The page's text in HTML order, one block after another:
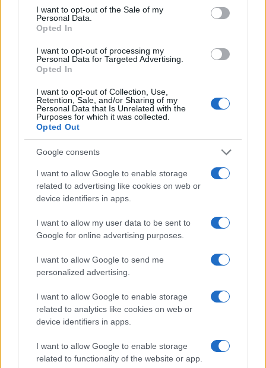
consent section.
I want to opt-out of the Sale of my
Personal Data.
Opted In
I want to opt-out of processing my
Personal Data for Targeted Advertising.
Opted In
I want to opt-out of Collection, Use,
Retention, Sale, and/or Sharing of my
Personal Data that Is Unrelated with the
Purposes for which it was collected.
Opted Out
Google consents
I want to allow Google to enable storage
related to advertising like cookies on web or
device identifiers in apps.
I want to allow my user data to be sent to
Google for online advertising purposes.
I want to allow Google to send me
personalized advertising.
I want to allow Google to enable storage
related to analytics like cookies on web or
device identifiers in apps.
I want to allow Google to enable storage
related to functionality of the website or app.
Tel-Avivban több százan tüntettek Naama
Iszakár szabadon engedéséért, tiltakozva az
ellen, hogy Ororszország politikai
játszmákhoz használja fel a fiatal nő ügyét.
Az Iszakár-ügy hátterében a helyi lapok
szerint ott lehet az utóbbi hónapok Moszkva
és Jeruzsálem közötti feszültsége, amit az is
jelez, hogy mindennapossá vált az izraeliek
feltartóztatása a moszkvai repülőtéren.